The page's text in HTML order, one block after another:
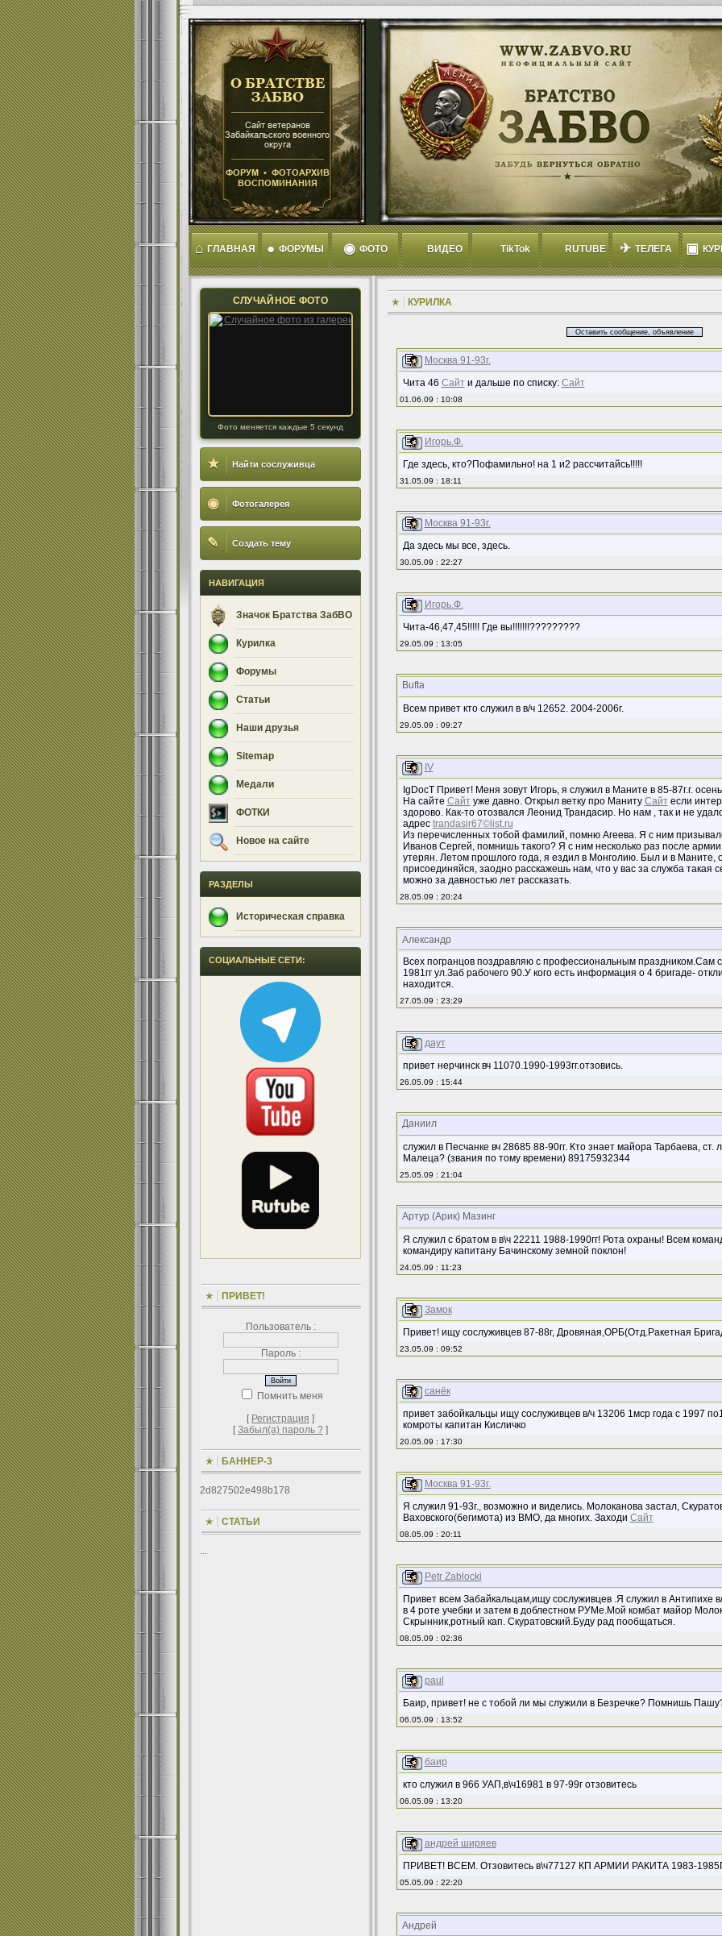
⌂ ГЛАВНАЯ ● ФОРУМЫ ◉ ФОТО ВИДЕО TikTok RUTUBE ✈ ТЕЛЕГА ▣
СЛУЧАЙНОЕ ФОТО
Фото меняется каждые 5 секунд
★ Найти сослуживца
◉ Фотогалерея
✎ Создать тему
НАВИГАЦИЯ
Значок Братства ЗабВО
Курилка
Форумы
Статьи
Наши друзья
Sitemap
Медали
ФОТКИ
Новое на сайте
РАЗДЕЛЫ
Историческая справка
СОЦИАЛЬНЫЕ СЕТИ:
ПРИВЕТ!
Пользователь :
Пароль :
Помнить меня
[ Регистрация ]
[Забыл(а) пароль ? ]
БАННЕР-3
2d827502e498b178
СТАТЬИ
...
КУРИЛКА
Оставить сообщение, объявление
Москва 91-93г.
Чита 46 Сайти дальше по списку: Сайт
01.06.09 : 10:08
Игорь.Ф.
Где здесь, кто?Пофамильно! на 1 и2 рассчитайсь!!!!!
31.05.09 : 18:11
Москва 91-93г.
Да здесь мы все, здесь.
30.05.09 : 22:27
Игорь.Ф.
Чита-46,47,45!!!!! Где вы!!!!!!!?????????
29.05.09 : 13:05
Bufta
Всем привет кто служил в в/ч 12652. 2004-2006г.
29.05.09 : 09:27
IV
IgDocT Привет! Меня зовут Игорь, я служил в Маните в 85-87г.г.
На сайте Сайтуже давно. Открыл ветку про Маниту Сайтесли
здорово. Как-то отозвался Леонид Трандасир. Но нам , так и не
адрес trandasir67©list.ru
Из перечисленных тобой фамилий, помню Агеева. Я с ним
Иванов Сергей, помнишь такого? Я с ним несколько раз после армии
утерян. Летом прошлого года, я ездил в Монголию. Был и в Маните,
присоединяйся, заодно расскажешь нам, что у вас за служба такая
можно за давностью лет рассказать.
28.05.09 : 20:24
Александр
Всех погранцов поздравляю с профессиональным праздником.Сам
1981гг ул.Заб рабочего 90.У кого есть информация о 4 бригаде-
находится.
27.05.09 : 23:29
даут
привет нерчинск вч 11070.1990-1993гг.отзовись.
26.05.09 : 15:44
Даниил
служил в Песчанке вч 28685 88-90гг. Кто знает майора Тарбаева,
Малеца? (звания по тому времени) 89175932344
25.05.09 : 21:04
Артур (Арик) Мазинг
Я служил с братом в в\ч 22211 1988-1990гг! Рота охраны! Всем
командиру капитану Бачинскому земной поклон!
24.05.09 : 11:23
Замок
Привет! ищу сослуживцев 87-88г, Дровяная,ОРБ(Отд.Ракетная
23.05.09 : 09:52
санёк
привет забойкальцы ищу сослуживцев в/ч 13206 1мср года с 1997
комроты капитан Кисличко
20.05.09 : 17:30
Москва 91-93г.
Я служил 91-93г., возможно и виделись. Молоканова застал,
Ваховского(бегимота) из ВМО, да многих. Заходи Сайт
08.05.09 : 20:11
Petr Zablocki
Привет всем Забайкальцам,ищу сослуживцев .Я служил в Антипихе
в 4 роте учебки и затем в доблестном РУМе.Мой комбат майор
Скрынник,ротный кап. Скуратовский.Буду рад пообщаться.
08.05.09 : 02:36
paul
Баир, привет! не с тобой ли мы служили в Безречке? Помнишь
06.05.09 : 13:52
баир
кто служил в 966 УАП,в\ч16981 в 97-99г отзовитесь
06.05.09 : 13:20
андрей ширяев
ПРИВЕТ! ВСЕМ. Отзовитесь в\ч77127 КП АРМИИ РАКИТА 1983-
05.05.09 : 22:20
Андрей